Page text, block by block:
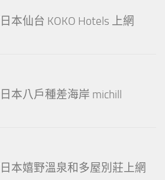
日本仙台 KOKO Hotels 上網
日本八戶種差海岸 michill
日本嬉野溫泉和多屋別莊上網